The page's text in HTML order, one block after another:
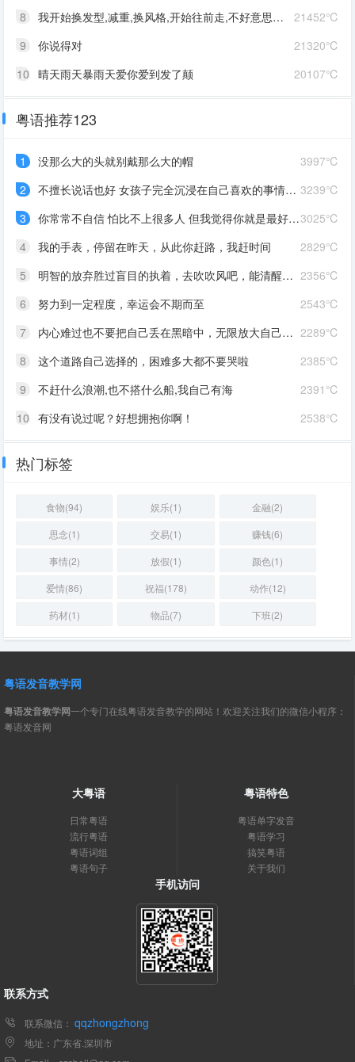
21452℃
8
我开始换发型,减重,换风格,开始往前走,不好意思啊这一次,我一定要赢
21320℃
9
你说得对
20107℃
10 晴天雨天暴雨天爱你爱到发了颠
粤语推荐123
3997℃
1
没那么大的头就别戴那么大的帽
3239℃
2
不擅长说话也好 女孩子完全沉浸在自己喜欢的事情里 最可爱了 剩下的我会圆场
3025℃
3
你常常不自信 怕比不上很多人 但我觉得你就是最好的 怎么都好 我想告诉你 我对你的爱是兜底 是连你自己都不喜欢自己的时候 还有我来爱你
2829℃
4
我的手表，停留在昨天，从此你赶路，我赶时间
2356℃
5
明智的放弃胜过盲目的执着，去吹吹风吧，能清醒的话感冒也没关系。
2543℃
6
努力到一定程度，幸运会不期而至
2289℃
7
内心难过也不要把自己丢在黑暗中，无限放大自己的情绪。按时睡觉，好好吃饭，洗个热乎的澡，喝甜甜的奶茶。看看长河落日，花朵树木，驱逐丧气再努力奔跑，生活到处是发光的星星。
2385℃
8
这个道路自己选择的，困难多大都不要哭啦
2391℃
9
不赶什么浪潮,也不搭什么船,我自己有海
2538℃
10 有没有说过呢？好想拥抱你啊！
热门标签
食物(94) 娱乐(1)
金融(2)
思念(1)
交易(1)
赚钱(6)
事情(2)
放假(1)
颜色(1)
爱情(86)
祝福(178)
动作(12)
药材(1)
物品(7) 下班(2)
粤语发音教学网
粤语发音教学网一个专门在线粤语发音教学的网站！欢迎关注我们的微信小程序：
粤语发音网
大粤语
日常粤语
流行粤语
粤语词组
粤语句子
粤语特色
粤语单字发音
粤语学习
搞笑粤语
关于我们
手机访问
联系方式
联系微信： qqzhongzhong
地址：广东省.深圳市